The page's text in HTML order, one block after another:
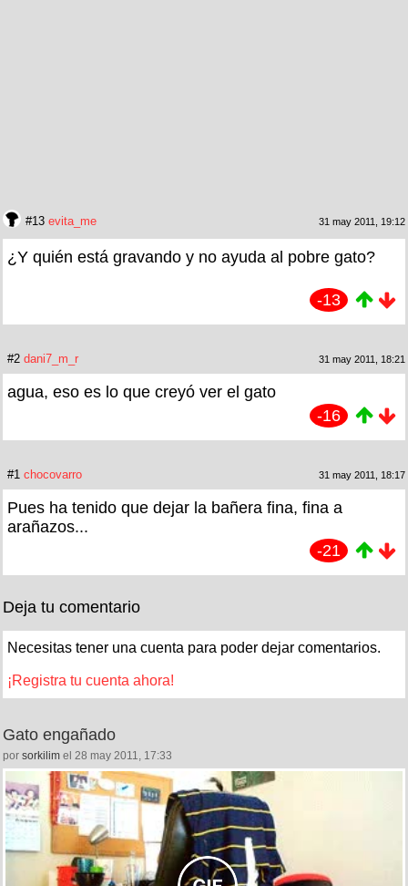
#13 evita_me 31 may 2011, 19:12
¿Y quién está gravando y no ayuda al pobre gato?
-13
#2 dani7_m_r 31 may 2011, 18:21
agua, eso es lo que creyó ver el gato
-16
#1 chocovarro 31 may 2011, 18:17
Pues ha tenido que dejar la bañera fina, fina a
arañazos...
-21
Deja tu comentario
Necesitas tener una cuenta para poder dejar comentarios.
¡Registra tu cuenta ahora!
Gato engañado
por sorkilim el 28 may 2011, 17:33